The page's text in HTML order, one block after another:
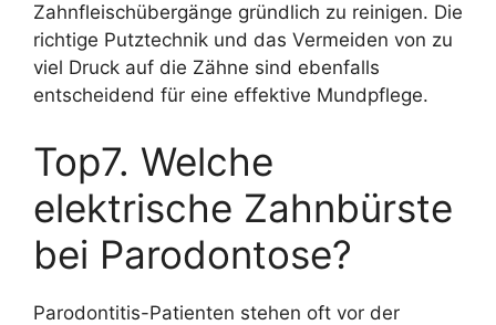
Zahnfleischübergänge gründlich zu reinigen. Die
richtige Putztechnik und das Vermeiden von zu
viel Druck auf die Zähne sind ebenfalls
entscheidend für eine effektive Mundpflege.
Top7. Welche
elektrische Zahnbürste
bei Parodontose?
Parodontitis-Patienten stehen oft vor der